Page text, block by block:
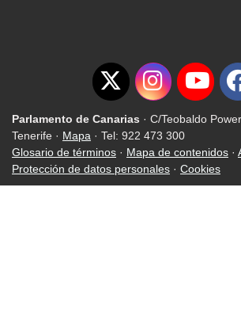
Parlamento de Canarias · C/Teobaldo
Tenerife · Mapa · Tel: 922 473 300
Glosario de términos · Mapa de contenidos ·
Protección de datos personales · Cookies